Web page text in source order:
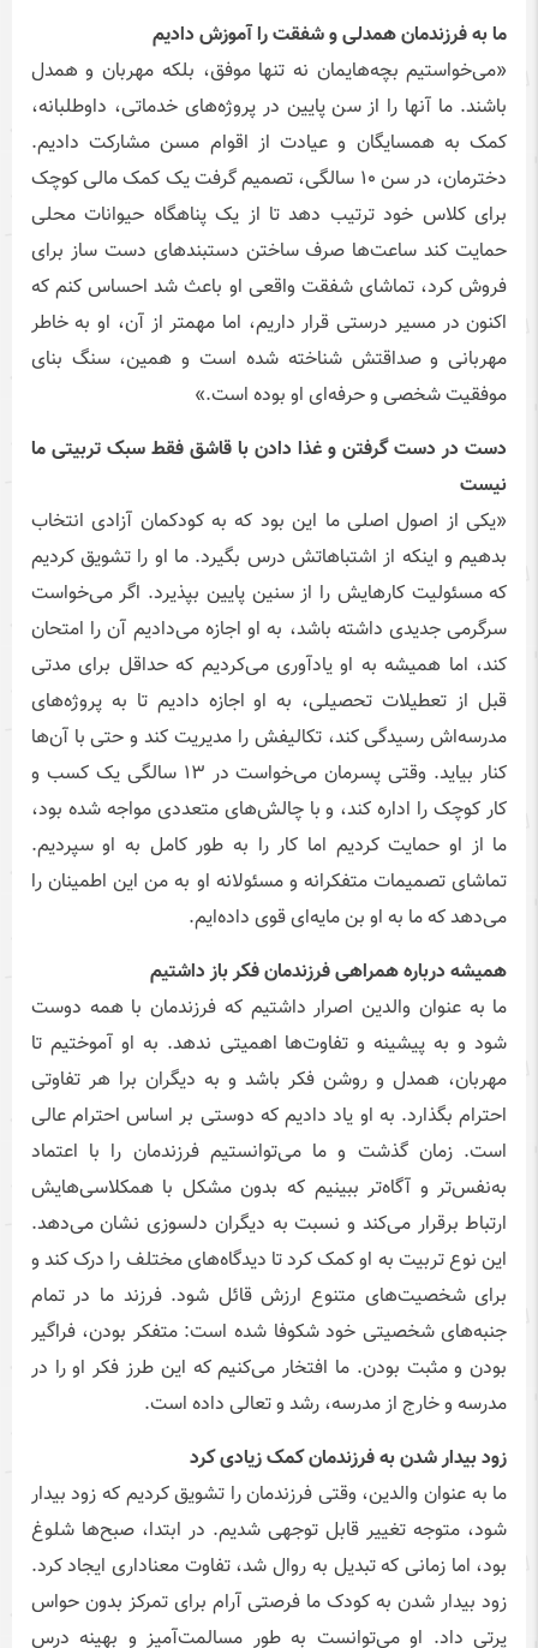
ما به فرزندمان همدلی و شفقت را آموزش دادیم
«می‌خواستیم بچه‌هایمان نه تنها موفق، بلکه مهربان و همدل
باشند. ما آنها را از سن پایین در پروژه‌های خدماتی، داوطلبانه،
کمک به همسایگان و عیادت از اقوام مسن مشارکت دادیم.
دخترمان، در سن ۱۰ سالگی، تصمیم گرفت یک کمک مالی کوچک
برای کلاس خود ترتیب دهد تا از یک پناهگاه حیوانات محلی
حمایت کند ساعت‌ها صرف ساختن دستبندهای دست ساز برای
فروش کرد، تماشای شفقت واقعی او باعث شد احساس کنم که
اکنون در مسیر درستی قرار داریم، اما مهمتر از آن، او به خاطر
مهربانی و صداقتش شناخته شده است و همین، سنگ بنای
موفقیت شخصی و حرفه‌ای او بوده است.»
دست در دست گرفتن و غذا دادن با قاشق فقط سبک تربیتی ما
نیست
«یکی از اصول اصلی ما این بود که به کودکمان آزادی انتخاب
بدهیم و اینکه از اشتباهاتش درس بگیرد. ما او را تشویق کردیم
که مسئولیت کارهایش را از سنین پایین بپذیرد. اگر می‌خواست
سرگرمی جدیدی داشته باشد، به او اجازه می‌دادیم آن را امتحان
کند، اما همیشه به او یادآوری می‌کردیم که حداقل برای مدتی
قبل از تعطیلات تحصیلی، به او اجازه دادیم تا به پروژه‌های
مدرسه‌اش رسیدگی کند، تکالیفش را مدیریت کند و حتی با آن‌ها
کنار بیاید. وقتی پسرمان می‌خواست در ۱۳ سالگی یک کسب و
کار کوچک را اداره کند، و با چالش‌های متعددی مواجه شده بود،
ما از او حمایت کردیم اما کار را به طور کامل به او سپردیم.
تماشای تصمیمات متفکرانه و مسئولانه او به من این اطمینان را
می‌دهد که ما به او بن مایه‌ای قوی داده‌ایم.
همیشه درباره همراهی فرزندمان فکر باز داشتیم
ما به عنوان والدین اصرار داشتیم که فرزندمان با همه دوست
شود و به پیشینه و تفاوت‌ها اهمیتی ندهد. به او آموختیم تا
مهربان، همدل و روشن فکر باشد و به دیگران برا هر تفاوتی
احترام بگذارد. به او یاد دادیم که دوستی بر اساس احترام عالی
است. زمان گذشت و ما می‌توانستیم فرزندمان را با اعتماد
به‌نفس‌تر و آگاه‌تر ببینیم که بدون مشکل با همکلاسی‌هایش
ارتباط برقرار می‌کند و نسبت به دیگران دلسوزی نشان می‌دهد.
این نوع تربیت به او کمک کرد تا دیدگاه‌های مختلف را درک کند و
برای شخصیت‌های متنوع ارزش قائل شود. فرزند ما در تمام
جنبه‌های شخصیتی خود شکوفا شده است: متفکر بودن، فراگیر
بودن و مثبت بودن. ما افتخار می‌کنیم که این طرز فکر او را در
مدرسه و خارج از مدرسه، رشد و تعالی داده است.
زود بیدار شدن به فرزندمان کمک زیادی کرد
ما به عنوان والدین، وقتی فرزندمان را تشویق کردیم که زود بیدار
شود، متوجه تغییر قابل توجهی شدیم. در ابتدا، صبح‌ها شلوغ
بود، اما زمانی که تبدیل به روال شد، تفاوت معناداری ایجاد کرد.
زود بیدار شدن به کودک ما فرصتی آرام برای تمرکز بدون حواس
پرتی داد. او می‌توانست به طور مسالمت‌آمیز و بهینه درس